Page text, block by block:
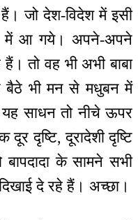
जो देश-विदेश में इसी
में आ गये। अपने-अपने
तो वह भी अभी बाबा
भी मन से मधुबन में
साधन तो नीचे ऊपर
दृष्टि, दूरादेशी दृष्टि
के सामने सभी
दे रहे हैं। अच्छा।